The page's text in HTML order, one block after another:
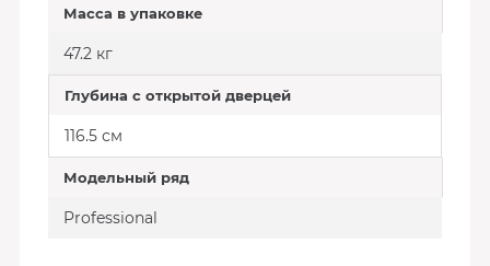
Масса в упаковке
47.2 кг
Глубина с открытой дверцей
116.5 см
Модельный ряд
Professional